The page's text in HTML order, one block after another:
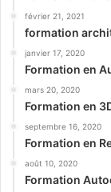
février 21, 2021
formation
janvier 17, 2020
Formation en
mars 20, 2020
Formation en
septembre 16, 2020
Formation en
août 10, 2020
Formation